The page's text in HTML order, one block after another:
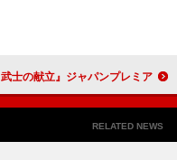
上戸彩「男性を引っ張る役が新鮮だった」 『武士の献立』ジャパンプレミア
RELATED NEWS